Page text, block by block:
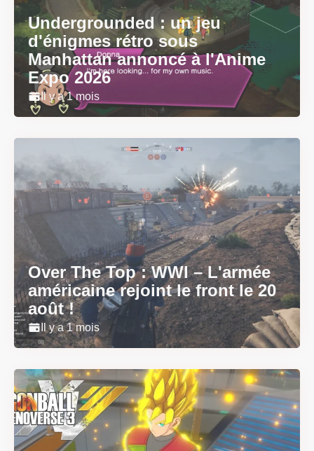
Undergrounded : un jeu
d'énigmes rétro sous
Manhattan annoncé à l'Anime
Expo 2026
Il y a 1 mois
Over The Top : WWI – L'armée
américaine rejoint le front le 20
août !
Il y a 1 mois